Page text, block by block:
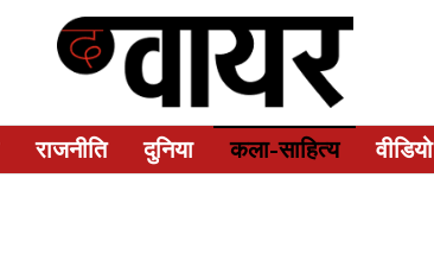
राजनीति दुनिया कला-साहित्य वीडियो